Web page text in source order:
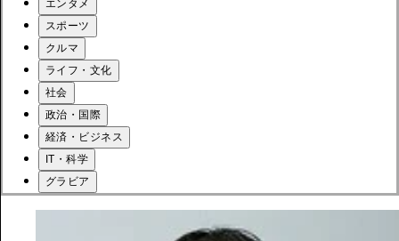
エンタメ
スポーツ
クルマ
ライフ・文化
社会
政治・国際
経済・ビジネス
IT・科学
グラビア